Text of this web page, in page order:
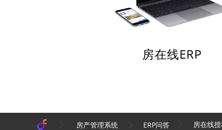
房在线ERP
房产管理系统 ERP问答 房在线